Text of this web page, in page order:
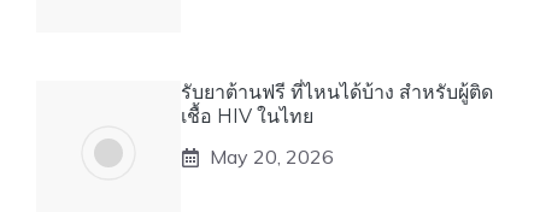
รับยาต้านฟรี ที่ไหนได้บ้าง สำหรับผู้ติด
เชื้อ HIV ในไทย
May 20, 2026